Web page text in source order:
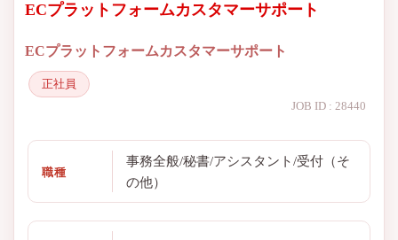
ECプラットフォームカスタマーサポート
ECプラットフォームカスタマーサポート
正社員
JOB ID : 28440
職種
事務全般/秘書/アシスタント/受付（そ
の他）